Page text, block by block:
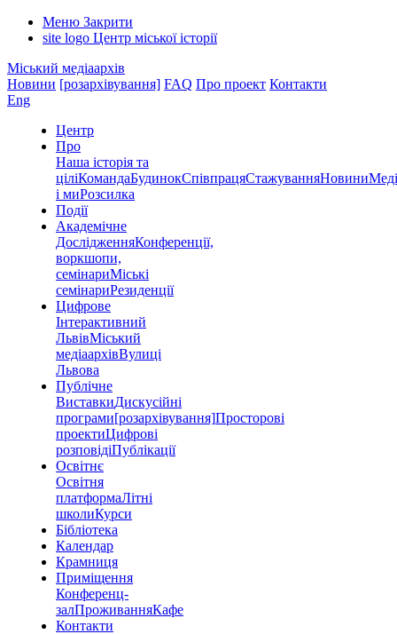
Меню Закрити
site logo Центр міської історії
Міський медіаархів
Новини [розархівування] FAQ Про проект Контакти
Eng
Центр
Про
Наша історія та
ціліКомандаБудинокСпівпрацяСтажуванняНовини
і миРозсилка
Події
Академічне
ДослідженняКонференції,
воркшопи,
семінариМіські
семінариРезиденції
Цифрове
Інтерактивний
ЛьвівМіський
медіаархівВулиці
Львова
Публічне
ВиставкиДискусійні
програми[розархівування]Просторові
проектиЦифрові
розповідіПублікації
Освітнє
Освітня
платформаЛітні
школиКурси
Бібліотека
Календар
Крамниця
Приміщення
Конференц-
залПроживанняКафе
Контакти